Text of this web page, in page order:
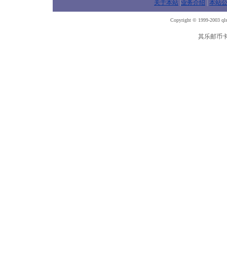
关于本站 业务介绍 本站
Copyright © 1999-2003
其乐邮币